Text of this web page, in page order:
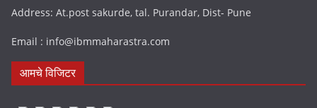
Address: At.post sakurde, tal. Purandar, Dist- Pune
Email : info@ibmmaharastra.com
आमचे विजिटर